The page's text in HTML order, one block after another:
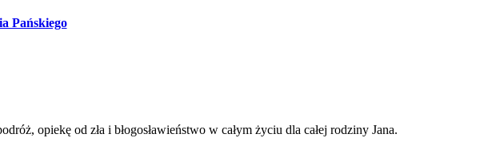
Pańskiego
opiekę od zła i błogosławieństwo w całym życiu dla całej rodziny Jana.